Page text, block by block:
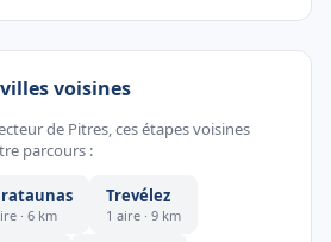
voisines
de Pitres, ces étapes voisines
parcours :
· 6 km
Trevélez
1 aire · 9 km